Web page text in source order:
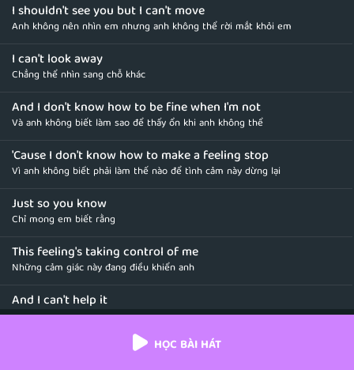
I shouldn't see you but I can't move
Anh không nên nhìn em nhưng anh không thể rời mắt khỏi em
I can't look away
Chẳng thể nhìn sang chỗ khác
And I don't know how to be fine when I'm not
Và anh không biết làm sao để thấy ổn khi anh không thể
'Cause I don't know how to make a feeling stop
Vì anh không biết phải làm thế nào để tình cảm này dừng lại
Just so you know
Chỉ mong em biết rằng
This feeling's taking control of me
Những cảm giác này đang điều khiển anh
And I can't help it
Và anh không thể cưỡng lại
HỌC BÀI HÁT